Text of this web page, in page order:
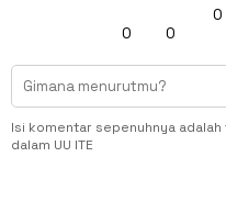
0 0
0
Isi komentar sepenuhnya
dalam UU ITE